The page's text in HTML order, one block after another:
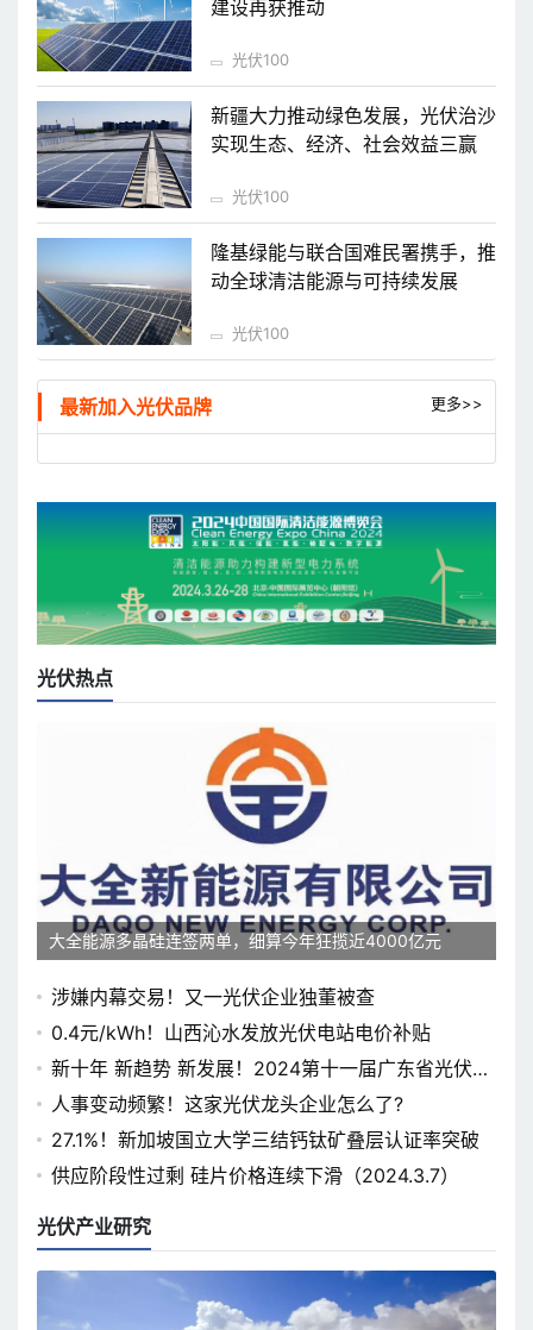
建设再获推动
光伏100
新疆大力推动绿色发展，光伏治沙
实现生态、经济、社会效益三赢
光伏100
隆基绿能与联合国难民署携手，推
动全球清洁能源与可持续发展
光伏100
最新加入光伏品牌 更多>>
光伏热点
大全能源多晶硅连签两单，细算今年狂揽近4000亿元
涉嫌内幕交易！又一光伏企业独董被查
0.4元/kWh！山西沁水发放光伏电站电价补贴
新十年 新趋势 新发展！2024第十一届广东省光伏论
坛即将开幕
人事变动频繁！这家光伏龙头企业怎么了?
27.1%！新加坡国立大学三结钙钛矿叠层认证率突破
供应阶段性过剩 硅片价格连续下滑（2024.3.7）
光伏产业研究